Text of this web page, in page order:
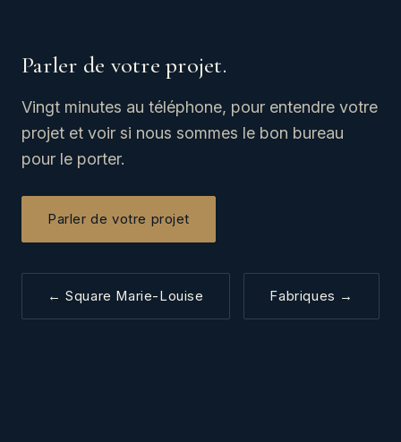
Parler de votre projet.
Vingt minutes au téléphone, pour entendre votre
projet et voir si nous sommes le bon bureau
pour le porter.
Parler de votre projet
← Square Marie-Louise Fabriques →